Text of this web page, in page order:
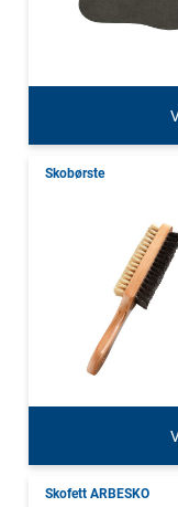
Skobørste
Skofett ARBESKO